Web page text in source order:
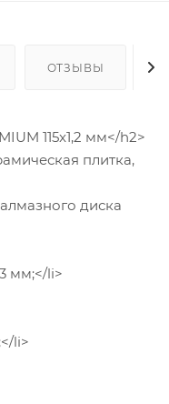
ОТЗЫВЫ
115x1,2 мм</h2>
плитка,
диска
мм;</li>
li>